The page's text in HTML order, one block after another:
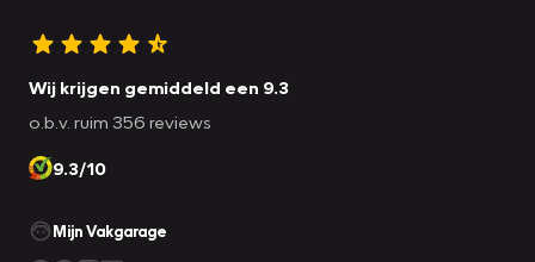
Wij krijgen gemiddeld een 9.3
o.b.v. ruim 356 reviews
9.3/10
Mijn Vakgarage